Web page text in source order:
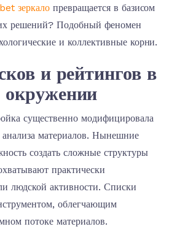
зеркало превращается в базисом
решений? Подобный феномен
и коллективные корни.
и рейтингов в
существенно модифицировала
материалов. Нынешние
создать сложные структуры
практически
людской активности. Списки
облегчающим
потоке материалов.